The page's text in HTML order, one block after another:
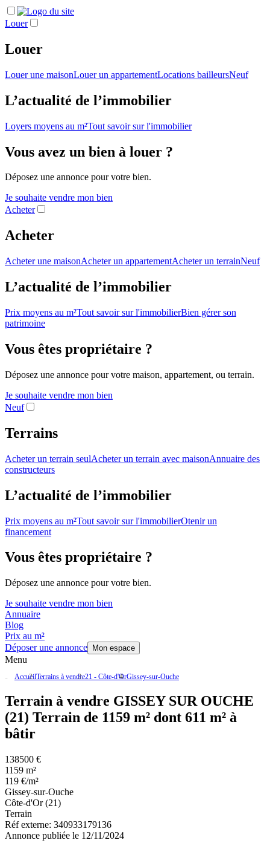
Louer
Louer
Louer une maisonLouer un appartementLocations bailleursNeuf
L’actualité de l’immobilier
Loyers moyens au m²Tout savoir sur l'immobilier
Vous avez un bien à louer ?
Déposez une annonce pour votre bien.
Je souhaite vendre mon bien
Acheter
Acheter
Acheter une maisonAcheter un appartementAcheter un terrainNeuf
L’actualité de l’immobilier
Prix moyens au m²Tout savoir sur l'immobilierBien gérer son
patrimoine
Vous êtes propriétaire ?
Déposez une annonce pour votre maison, appartement, ou terrain.
Je souhaite vendre mon bien
Neuf
Terrains
Acheter un terrain seulAcheter un terrain avec maisonAnnuaire des
constructeurs
L’actualité de l’immobilier
Prix moyens au m²Tout savoir sur l'immobilierOtenir un
financement
Vous êtes propriétaire ?
Déposez une annonce pour votre bien.
Je souhaite vendre mon bien
Annuaire
Blog
Prix au m²
Déposer une annonce
Mon espace
Menu
AccueilTerrains à vendre21 - Côte-d'OrGissey-sur-Ouche
Terrain à vendre GISSEY SUR OUCHE
(21) Terrain de 1159 m² dont 611 m² à
bâtir
138500 €
1159 m²
119 €/m²
Gissey-sur-Ouche
Côte-d'Or (21)
Terrain
Réf externe: 340933179136
Annonce publiée le 12/11/2024